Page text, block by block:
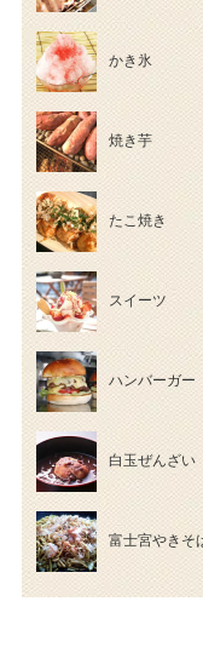
かき氷
焼き芋
たこ焼き
スイーツ
ハンバーガー
白玉ぜんざい
富士宮やきそ